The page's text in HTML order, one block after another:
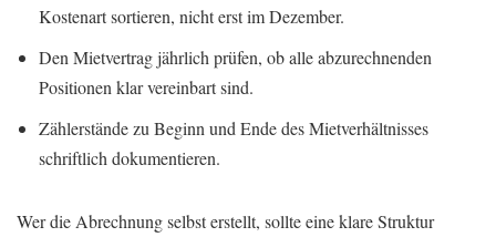
Kostenart sortieren, nicht erst im Dezember.
Den Mietvertrag jährlich prüfen, ob alle abzurechnenden
Positionen klar vereinbart sind.
Zählerstände zu Beginn und Ende des Mietverhältnisses
schriftlich dokumentieren.
Wer die Abrechnung selbst erstellt, sollte eine klare Struktur